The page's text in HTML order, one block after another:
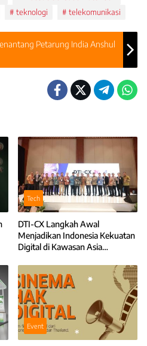
teknologi telekomunikasi
Petarung India Anshul
Tech
DTI-CX Langkah Awal
Menjadikan Indonesia Kekuatan
Digital di Kawasan Asia
Event